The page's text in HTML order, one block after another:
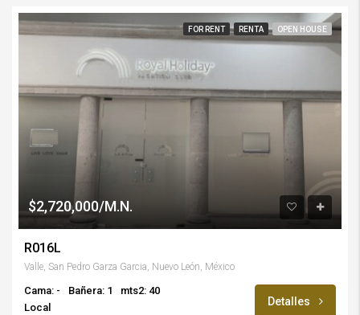
FOR RENT RENTA OPEN HOUSE
$2,720,000/M.N.
R016L
Valle, San Pedro Garza Garcia, Nuevo León, México
Cama: - Bañera: 1
mts2: 40
Local
Detalles